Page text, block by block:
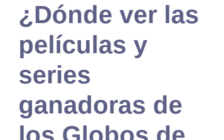
¿Dónde ver las
películas y
series
ganadoras de